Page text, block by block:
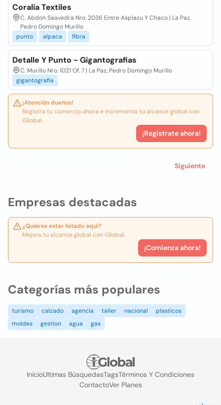
Empresas destacadas
¿Quieres estar listado aquí?
Mejora tu alcance global con iGlobal.
¡Comienza ahora!
Coralia Textiles
C. Abdon Saavedra Nro. 2036 Entre Aspiazu Y Chaco | La Paz,
Pedro Domingo Murillo
punto
alpaca fibra
Detalle Y Punto - Gigantografias
C. Murillo Nro. 1021 Of. 7 | La Paz, Pedro Domingo Murillo
gigantografia
¡Atención dueños!
Registra tu comercio ahora e incrementa tu alcance global con
iGlobal.
¡Registrate ahora!
Siguiente
Categorías más populares
turismo calzado agencia taller nacional
plasticos
moldes
gestion agua gas
InicioUltimas BúsquedasTagsTérminos Y Condiciones
ContactoVer Planes